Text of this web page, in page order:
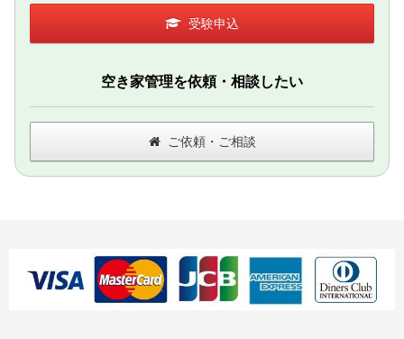
受験申込
空き家管理を依頼・相談したい
ご依頼・ご相談